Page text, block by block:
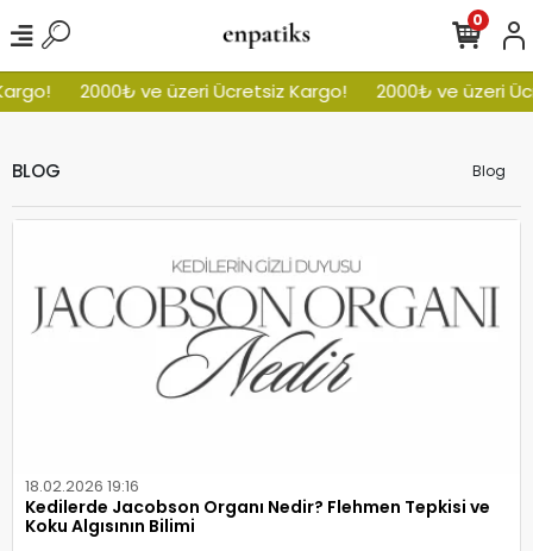
2000₺ ve üzeri Ücretsiz Kargo! 2000₺ ve üzeri
0
BLOG Blog
18.02.2026 19:16
Kedilerde Jacobson Organı Nedir? Flehmen Tepkisi ve
Koku Algısının Bilimi